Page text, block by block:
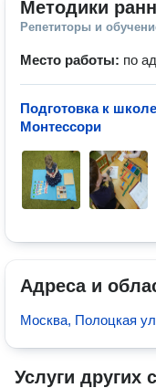
Методики
Репетиторы и
Место работы: по
Подготовка к
Монтессори
Адреса и
Москва, Полоцкая
Услуги других